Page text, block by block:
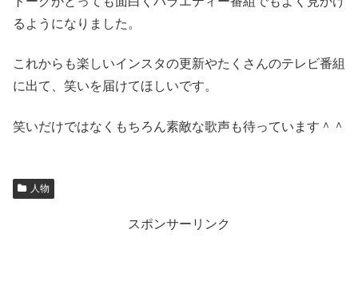
るようになりました。
これからも楽しいインスタの更新やたくさんのテレビ番組
に出て、笑いを届けてほしいです。
笑いだけではなくもちろん素敵な歌声も待っています＾＾
人物
スポンサーリンク